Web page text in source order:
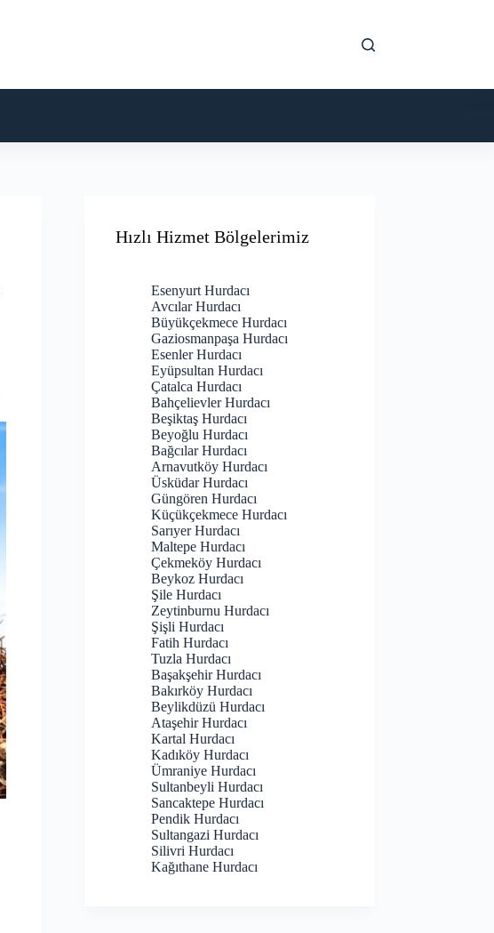
Hızlı Hizmet Bölgelerimiz
Esenyurt Hurdacı
Avcılar Hurdacı
Büyükçekmece Hurdacı
Gaziosmanpaşa Hurdacı
Esenler Hurdacı
Eyüpsultan Hurdacı
Çatalca Hurdacı
Bahçelievler Hurdacı
Beşiktaş Hurdacı
Beyoğlu Hurdacı
Bağcılar Hurdacı
Arnavutköy Hurdacı
Üsküdar Hurdacı
Güngören Hurdacı
Küçükçekmece Hurdacı
Sarıyer Hurdacı
Maltepe Hurdacı
Çekmeköy Hurdacı
Beykoz Hurdacı
Şile Hurdacı
Zeytinburnu Hurdacı
Şişli Hurdacı
Fatih Hurdacı
Tuzla Hurdacı
Başakşehir Hurdacı
Bakırköy Hurdacı
Beylikdüzü Hurdacı
Ataşehir Hurdacı
Kartal Hurdacı
Kadıköy Hurdacı
Ümraniye Hurdacı
Sultanbeyli Hurdacı
Sancaktepe Hurdacı
Pendik Hurdacı
Sultangazi Hurdacı
Silivri Hurdacı
Kağıthane Hurdacı